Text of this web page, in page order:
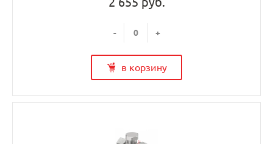
- +
в корзину